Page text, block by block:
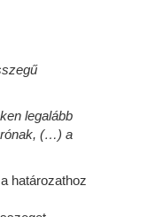
legalább
(…) a
határozathoz